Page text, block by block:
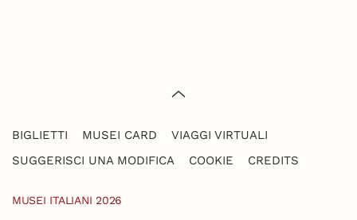
BIGLIETTI MUSEI CARD
VIAGGI VIRTUALI
SUGGERISCI UNA MODIFICA
COOKIE CREDITS
MUSEI ITALIANI 2026